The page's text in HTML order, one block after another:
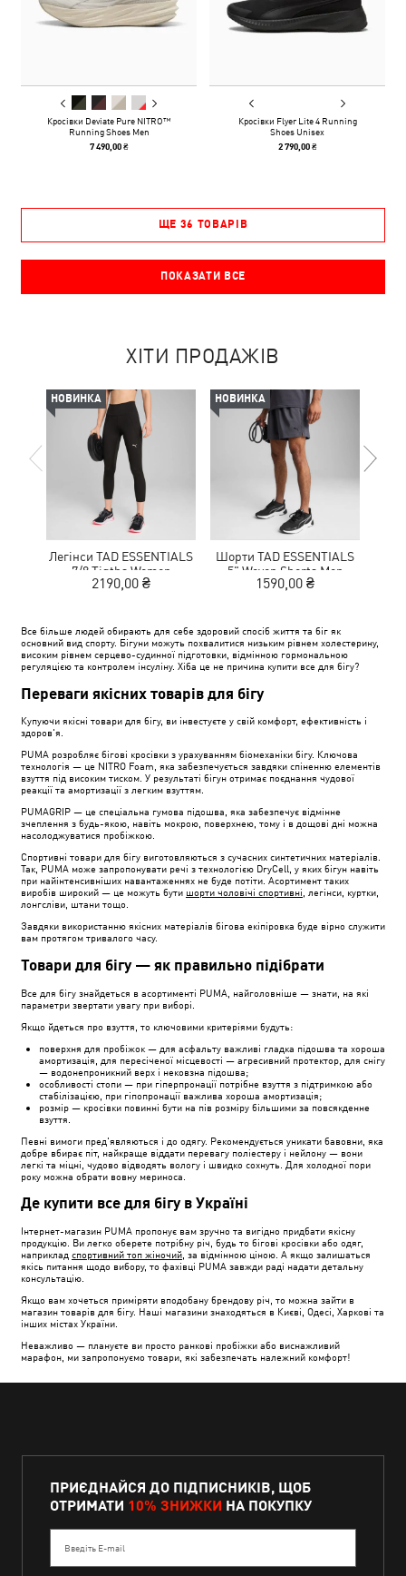
Кросівки Deviate Pure NITRO™
Running Shoes Men
7 490,00 ₴
Кросівки Flyer Lite 4 Running
Shoes Unisex
2 790,00 ₴
ЩЕ 36 ТОВАРІВ
ПОКАЗАТИ ВСЕ
ХІТИ ПРОДАЖІВ
НОВИНКА
Легінси TAD ESSENTIALS
7/8 Tigths Women
2190,00 ₴
НОВИНКА
Шорти TAD ESSENTIALS
5" Woven Shorts Men
1590,00 ₴
Все більше людей обирають для себе здоровий спосіб життя та біг як
основний вид спорту. Бігуни можуть похвалитися низьким рівнем холестерину,
високим рівнем серцево-судинної підготовки, відмінною гормональною
регуляцією та контролем інсуліну. Хіба це не причина купити все для бігу?
Переваги якісних товарів для бігу
Купуючи якісні товари для бігу, ви інвестуєте у свій комфорт, ефективність і
здоров'я.
PUMA розробляє бігові кросівки з урахуванням біомеханіки бігу. Ключова
технологія — це NITRO Foam, яка забезпечується завдяки спіненню елементів
взуття під високим тиском. У результаті бігун отримає поєднання чудової
реакції та амортизації з легким взуттям.
PUMAGRIP — це спеціальна гумова підошва, яка забезпечує відмінне
зчеплення з будь-якою, навіть мокрою, поверхнею, тому і в дощові дні можна
насолоджуватися пробіжкою.
Спортивні товари для бігу виготовляються з сучасних синтетичних матеріалів.
Так, PUMA може запропонувати речі з технологією DryCell, у яких бігун навіть
при найінтенсивніших навантаженнях не буде потіти. Асортимент таких
виробів широкий — це можуть бути шорти чоловічі спортивні , легінси, куртки,
лонгсліви, штани тощо.
Завдяки використанню якісних матеріалів бігова екіпіровка буде вірно служити
вам протягом тривалого часу.
Товари для бігу — як правильно підібрати
Все для бігу знайдеться в асортименті PUMA, найголовніше — знати, на які
параметри звертати увагу при виборі.
Якщо йдеться про взуття, то ключовими критеріями будуть:
поверхня для пробіжок — для асфальту важливі гладка підошва та хороша
амортизація, для пересіченої місцевості — агресивний протектор, для снігу
— водонепроникний верх і нековзна підошва;
особливості стопи — при гіперпронації потрібне взуття з підтримкою або
стабілізацією, при гіпопронації важлива хороша амортизація;
розмір — кросівки повинні бути на пів розміру більшими за повсякденне
взуття.
Певні вимоги пред'являються і до одягу. Рекомендується уникати бавовни, яка
добре вбирає піт, найкраще віддати перевагу поліестеру і нейлону — вони
легкі та міцні, чудово відводять вологу і швидко сохнуть. Для холодної пори
року можна обрати вовну мериноса.
Де купити все для бігу в Україні
Інтернет-магазин PUMA пропонує вам зручно та вигідно придбати якісну
продукцію. Ви легко оберете потрібну річ, будь то бігові кросівки або одяг,
наприклад спортивний топ жіночий , за відмінною ціною. А якщо залишаться
якісь питання щодо вибору, то фахівці PUMA завжди раді надати детальну
консультацію.
Якщо вам хочеться приміряти вподобану брендову річ, то можна зайти в
магазин товарів для бігу. Наші магазини знаходяться в Києві, Одесі, Харкові та
інших містах України.
Неважливо — плануєте ви просто ранкові пробіжки або виснажливий
марафон, ми запропонуємо товари, які забезпечать належний комфорт!
ПРИЄДНАЙСЯ ДО ПІДПИСНИКІВ, ЩОБ
ОТРИМАТИ 10% ЗНИЖКИ НА ПОКУПКУ
Введіть E-mail